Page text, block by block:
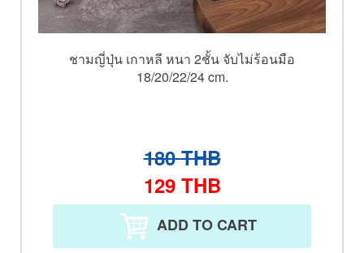
ชามญี่ปุ่น เกาหลี หนา 2ชั้น จับไม่ร้อนมือ
18/20/22/24 cm.
180 THB
129 THB
ADD TO CART